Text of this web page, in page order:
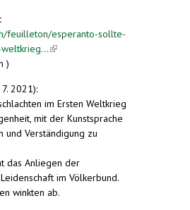
feuilleton/esperanto-sollte-
(link is external)
)
2021):
im Ersten Weltkrieg
mit der Kunstsprache
und Verständigung zu
das Anliegen der
im Völkerbund.
winkten ab.